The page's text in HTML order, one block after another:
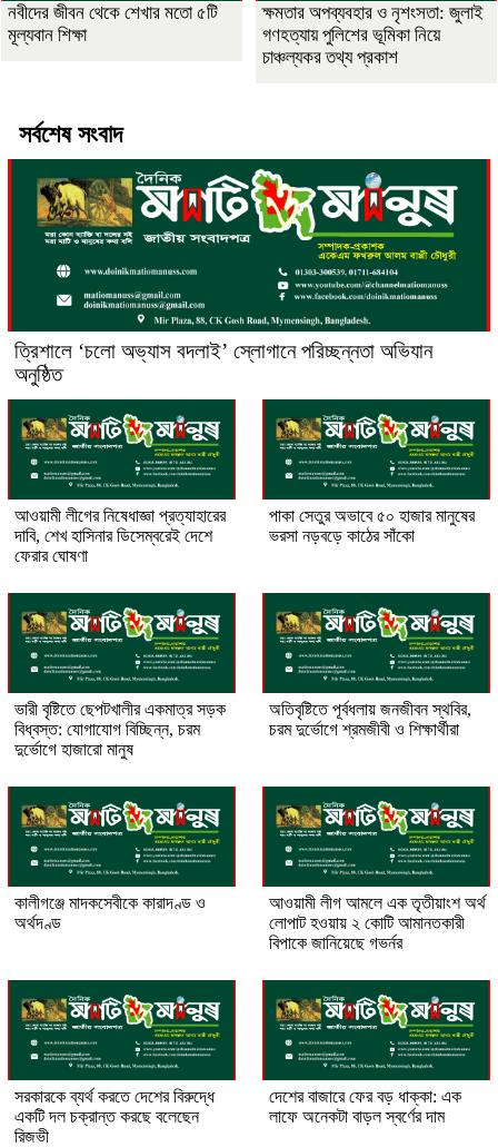
নবীদের জীবন থেকে শেখার মতো ৫টি
মূল্যবান শিক্ষা
ক্ষমতার অপব্যবহার ও নৃশংসতা: জুলাই
গণহত্যায় পুলিশের ভূমিকা নিয়ে
চাঞ্চল্যকর তথ্য প্রকাশ
সর্বশেষ সংবাদ
‎ত্রিশালে ‘চলো অভ্যাস বদলাই’ স্লোগানে পরিচ্ছন্নতা অভিযান
অনুষ্ঠিত
আওয়ামী লীগের নিষেধাজ্ঞা প্রত্যাহারের
দাবি, শেখ হাসিনার ডিসেম্বরেই দেশে
ফেরার ঘোষণা
পাকা সেতুর অভাবে ৫০ হাজার মানুষের
ভরসা নড়বড়ে কাঠের সাঁকো
ভারী বৃষ্টিতে ছেপটখালীর একমাত্র সড়ক
বিধ্বস্ত: যোগাযোগ বিচ্ছিন্ন, চরম
দুর্ভোগে হাজারো মানুষ
অতিবৃষ্টিতে পূর্বধলায় জনজীবন স্থবির,
চরম দুর্ভোগে শ্রমজীবী ও শিক্ষার্থীরা
কালীগঞ্জে মাদকসেবীকে কারাদণ্ড ও
অর্থদণ্ড
আওয়ামী লীগ আমলে এক তৃতীয়াংশ অর্থ
লোপাট হওয়ায় ২ কোটি আমানতকারী
বিপাকে জানিয়েছে গভর্নর
সরকারকে ব্যর্থ করতে দেশের বিরুদ্ধে
একটি দল চক্রান্ত করছে বলেছেন
রিজভী
দেশের বাজারে ফের বড় ধাক্কা: এক
লাফে অনেকটা বাড়ল স্বর্ণের দাম